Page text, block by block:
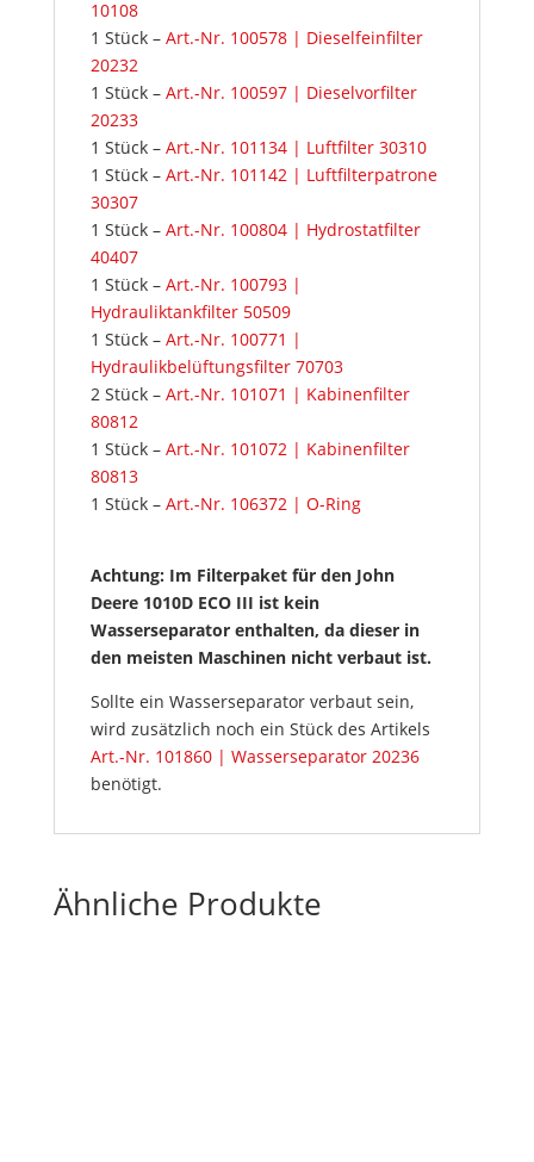
10108
1 Stück – Art.-Nr. 100578 | Dieselfeinfilter
20232
1 Stück – Art.-Nr. 100597 | Dieselvorfilter
20233
1 Stück – Art.-Nr. 101134 | Luftfilter 30310
1 Stück – Art.-Nr. 101142 | Luftfilterpatrone
30307
1 Stück – Art.-Nr. 100804 | Hydrostatfilter
40407
1 Stück – Art.-Nr. 100793 |
Hydrauliktankfilter 50509
1 Stück – Art.-Nr. 100771 |
Hydraulikbelüftungsfilter 70703
2 Stück – Art.-Nr. 101071 | Kabinenfilter
80812
1 Stück – Art.-Nr. 101072 | Kabinenfilter
80813
1 Stück – Art.-Nr. 106372 | O-Ring
Achtung: Im Filterpaket für den John
Deere 1010D ECO III ist kein
Wasserseparator enthalten, da dieser in
den meisten Maschinen nicht verbaut ist.
Sollte ein Wasserseparator verbaut sein,
wird zusätzlich noch ein Stück des Artikels
Art.-Nr. 101860 | Wasserseparator 20236
benötigt.
Ähnliche Produkte